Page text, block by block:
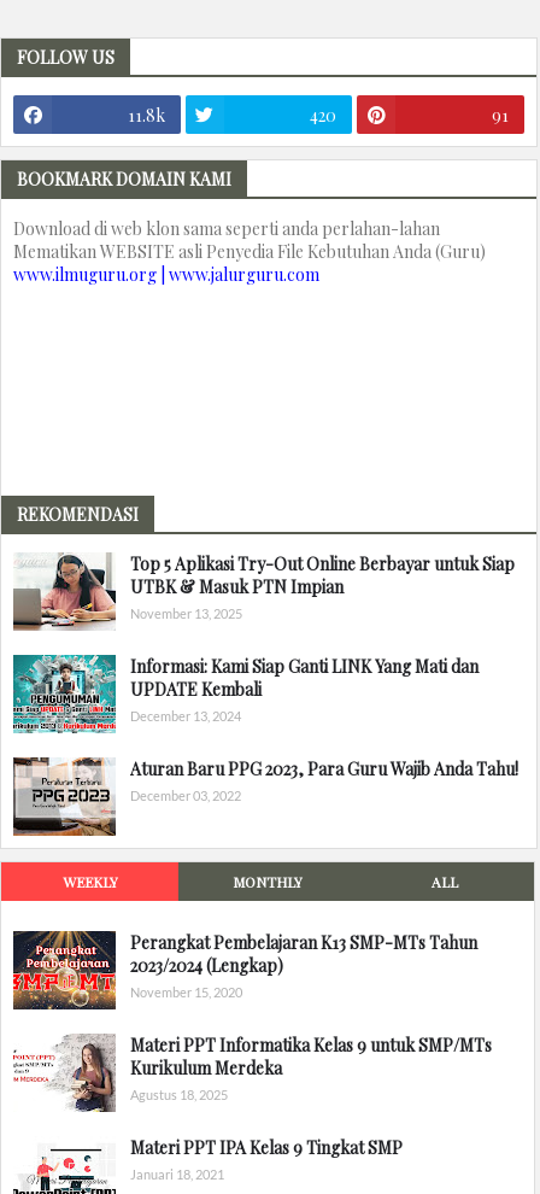
FOLLOW US
11.8k 420 91
BOOKMARK DOMAIN KAMI
Download di web klon sama seperti anda perlahan-lahan
Mematikan WEBSITE asli Penyedia File Kebutuhan Anda (Guru)
www.ilmuguru.org | www.jalurguru.com
REKOMENDASI
Top 5 Aplikasi Try-Out Online Berbayar untuk Siap
UTBK & Masuk PTN Impian
November 13, 2025
Informasi: Kami Siap Ganti LINK Yang Mati dan
UPDATE Kembali
December 13, 2024
Aturan Baru PPG 2023, Para Guru Wajib Anda Tahu!
December 03, 2022
WEEKLY MONTHLY ALL
Perangkat Pembelajaran K13 SMP-MTs Tahun
2023/2024 (Lengkap)
November 15, 2020
Materi PPT Informatika Kelas 9 untuk SMP/MTs
Kurikulum Merdeka
Agustus 18, 2025
Materi PPT IPA Kelas 9 Tingkat SMP
Januari 18, 2021